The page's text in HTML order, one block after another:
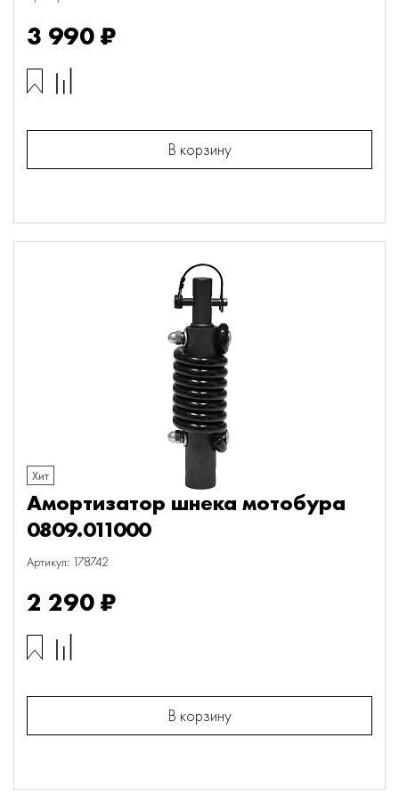
3 990 ₽
В корзину
Хит
Амортизатор шнека мотобура
0809.011000
Артикул: 178742
2 290 ₽
В корзину